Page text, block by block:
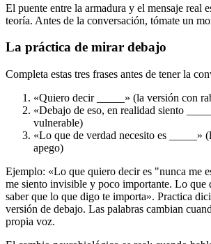
El puente entre la armadura y el mensaje real
teoría. Antes de la conversación, tómate un
La práctica de mirar debajo
Completa estas tres frases antes de tener la
«Quiero decir _____» (la versión con
«Debajo de eso, en realidad siento
vulnerable)
«Lo que de verdad necesito es _____»
apego)
Ejemplo: «Lo que quiero decir es "nunca me
me siento invisible y poco importante. Lo que
saber que lo que digo te importa». Practica
versión de debajo. Las palabras cambian
propia voz.